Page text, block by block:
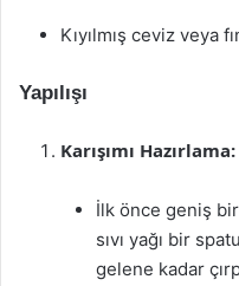
Kıyılmış ceviz veya
Yapılışı
Karışımı Hazırlama:
İlk önce geniş bir
sıvı yağı bir
gelene kadar